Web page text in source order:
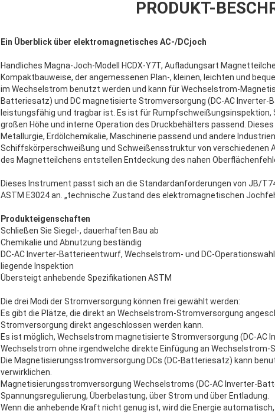
PRODUKT-
Ein Überblick über elektromagnetisches AC-/DCjoch
Handliches Magna-Joch-Modell HCDX-Y7T, Aufladungsart
Kompaktbauweise, der angemessenen Plan-, kleinen, leichten und
im Wechselstrom benutzt werden und kann für Wechselstrom-
Batteriesatz) und DC magnetisierte Stromversorgung (DC-AC
leistungsfähig und tragbar ist. Es ist für
großen Höhe und interne Operation des Druckbehälters passend.
Metallurgie, Erdölchemikalie, Maschinerie passend und andere
Schiffskörperschweißung und Schweißensstruktur von verschiedenen
des Magnetteilchens entstellen Entdeckung des nahen
Dieses Instrument passt sich an die Standardanforderungen von JB/
ASTM E3024 an. „technische Zustand des elektromagnetischen
Produkteigenschaften
Schließen Sie Siegel-, dauerhaften Bau ab
Chemikalie und Abnutzung beständig
DC-AC Inverter-Batterieentwurf, Wechselstrom- und DC-
liegende Inspektion
Übersteigt anhebende Spezifikationen ASTM
Die drei Modi der Stromversorgung können frei gewählt werden:
Es gibt die Plätze, die direkt an Wechselstrom-Stromversorgung
Stromversorgung direkt angeschlossen werden kann.
Es ist möglich, Wechselstrom magnetisierte Stromversorgung (DC-AC
Wechselstrom ohne irgendwelche direkte Einfügung an Wechselstrom-
Die Magnetisierungsstromversorgung DCs (DC-Batteriesatz) kann
verwirklichen.
Magnetisierungsstromversorgung Wechselstroms (DC-AC Inverter-
Spannungsregulierung, Überbelastung, über Strom und über Entladung.
Wenn die anhebende Kraft nicht genug ist, wird die Energie